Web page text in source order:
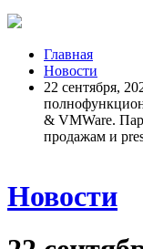
Главная
Новости
22 сентября,
& VMWare.
продажам и
Новости